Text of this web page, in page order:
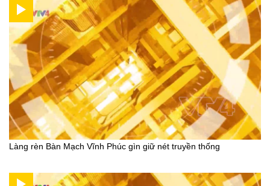
Làng rèn Bàn Mạch Vĩnh Phúc gìn giữ nét truyền thống